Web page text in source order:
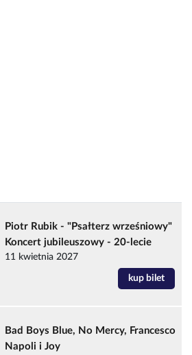
Piotr Rubik - "Psałterz wrześniowy"
Koncert jubileuszowy - 20-lecie
11 kwietnia 2027
kup bilet
Bad Boys Blue, No Mercy, Francesco
Napoli i Joy